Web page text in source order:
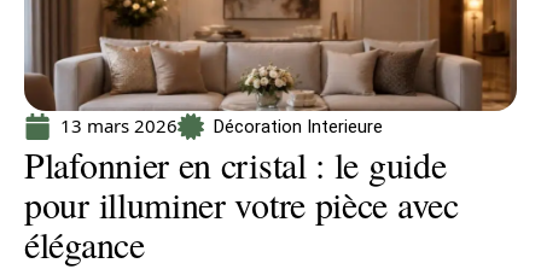
13 mars 2026 Décoration Interieure
Plafonnier en cristal : le guide
pour illuminer votre pièce avec
élégance